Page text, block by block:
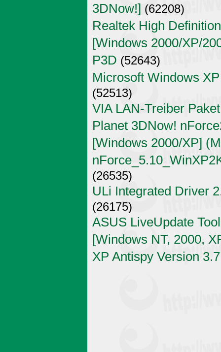
3DNow!] (62208)
Realtek High
[Windows 2000/XP/
P3D (52643)
Microsoft Windows
(52513)
VIA LAN-Treiber
Planet 3DNow!
[Windows 2000/XP]
(26535)
ULi Integrated Driver
(26175)
ASUS LiveUpdate
[Windows NT, 2000,
XP Antispy Version